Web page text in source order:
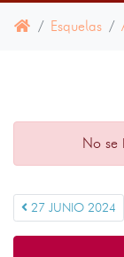
Esquelas
No se
27 JUNIO 2024